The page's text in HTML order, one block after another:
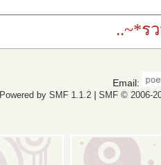
..~*ร
Email:
Powered by SMF 1.1.2| SMF © 2006-